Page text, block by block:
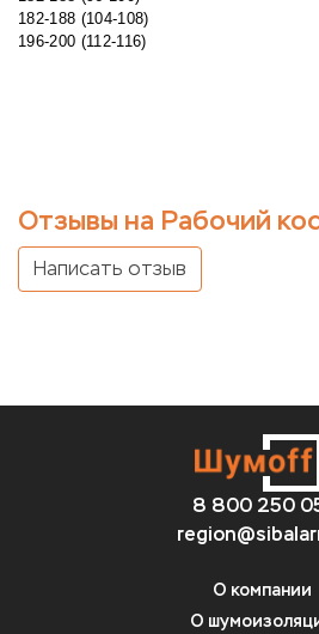
182-188 (104-108)
196-200 (112-116)
Отзывы на Рабочий
Написать отзыв
8 800 250
О компании
О